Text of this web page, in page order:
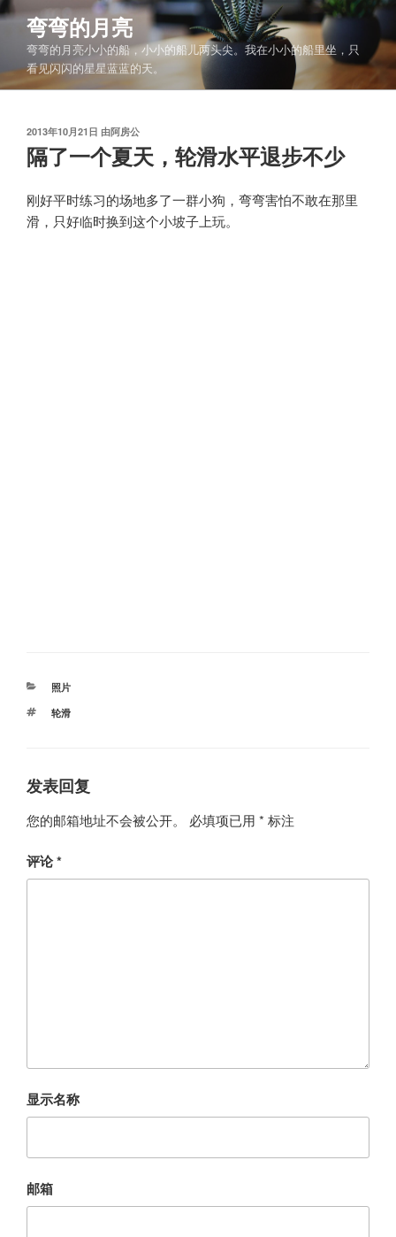
跳
容
弯弯的月亮
弯弯的月亮小小的船，小小的船儿两头尖。我在小小的船里坐，只
看见闪闪的星星蓝蓝的天。
发
布
于
2013年10月21日 由阿房公
隔了一个夏天，轮滑水平退步不少
刚好平时练习的场地多了一群小狗，弯弯害怕不敢在那里
滑，只好临时换到这个小坡子上玩。
分
照片
标
轮滑
发表回复
您的邮箱地址不会被公开。 必填项已用 * 标注
评论*
显示名称
邮箱